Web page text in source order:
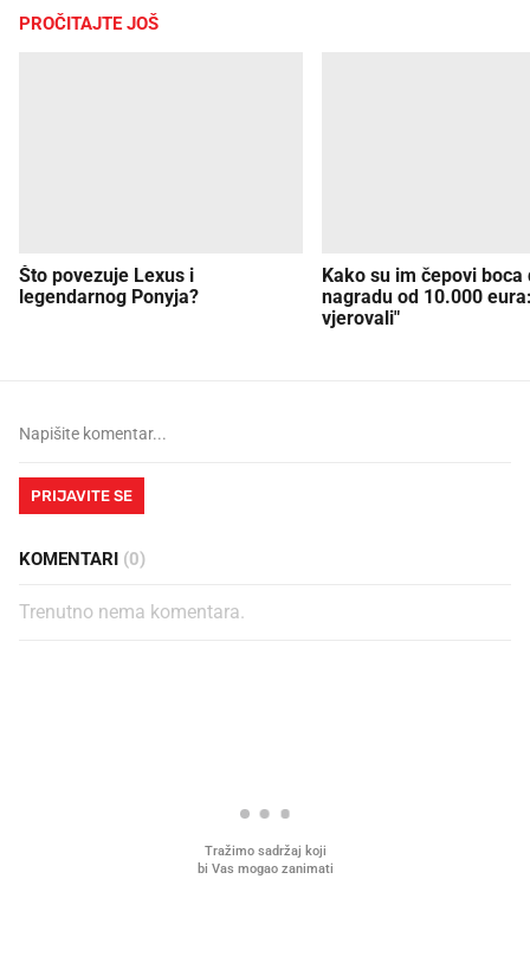
PROČITAJTE JOŠ
Što povezuje Lexus i
legendarnog Ponyja?
Kako su im čepovi boca
nagradu od 10.000
vjerovali"
PRIJAVITE SE
KOMENTARI (0)
Trenutno nema komentara.